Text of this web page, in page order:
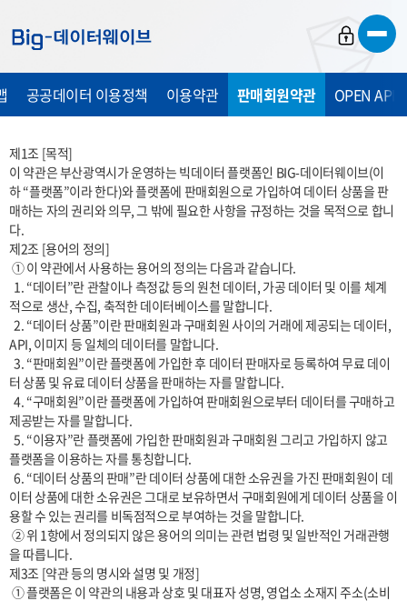
가
기
가
기
가
기
공공데이터 이용정책 이용약관 판매회원약관 OPEN API
제1조 [목적]
이 약관은 부산광역시가 운영하는 빅데이터 플랫폼인 BIG-데이터웨이브(이
하 “플랫폼”이라 한다)와 플랫폼에 판매회원으로 가입하여 데이터 상품을 판
매하는 자의 권리와 의무, 그 밖에 필요한 사항을 규정하는 것을 목적으로 합니
다.
제2조 [용어의 정의]
적으로 생산, 수집, 축적한 데이터베이스를 말합니다.
  2. “데이터 상품”이란 판매회원과 구매회원 사이의 거래에 제공되는 데이터,
API, 이미지 등 일체의 데이터를 말합니다.
  3. “판매회원”이란 플랫폼에 가입한 후 데이터 판매자로 등록하여 무료 데이
터 상품 및 유료 데이터 상품을 판매하는 자를 말합니다.
  4. “구매회원”이란 플랫폼에 가입하여 판매회원으로부터 데이터를 구매하고
제공받는 자를 말합니다.
  5. “이용자”란 플랫폼에 가입한 판매회원과 구매회원 그리고 가입하지 않고
플랫폼을 이용하는 자를 통칭합니다.
  6. “데이터 상품의 판매”란 데이터 상품에 대한 소유권을 가진 판매회원이 데
이터 상품에 대한 소유권은 그대로 보유하면서 구매회원에게 데이터 상품을 이
용할 수 있는 권리를 비독점적으로 부여하는 것을 말합니다.
을 따릅니다.
제3조 [약관 등의 명시와 설명 및 개정]